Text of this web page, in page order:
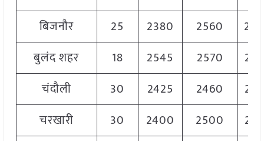
बिजनौर
25 2380 2560
बुलंद शहर
18 2545 2570
चंदौली
30 2425 2460
चरखारी
30 2400 2500